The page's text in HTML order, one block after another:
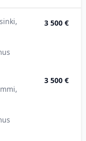
3 500 €
3 500 €